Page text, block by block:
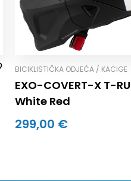
BICIKLISTIČKA ODJEĆA / KACIGE
EXO-COVERT-X T-
White Red
299,00 €